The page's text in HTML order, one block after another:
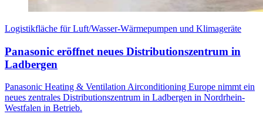
Logistikfläche für Luft/Wasser-Wärmepumpen und Klimageräte
Panasonic eröffnet neues Distributionszentrum in
Ladbergen
Panasonic Heating & Ventilation Airconditioning Europe nimmt ein
neues zentrales Distributionszentrum in Ladbergen in Nordrhein-
Westfalen in Betrieb.